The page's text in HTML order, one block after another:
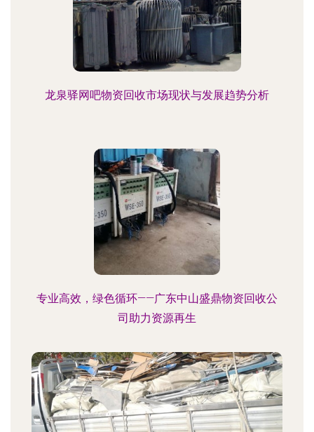
龙泉驿网吧物资回收市场现状与发展趋势分析
专业高效，绿色循环——广东中山盛鼎物资回收公
司助力资源再生